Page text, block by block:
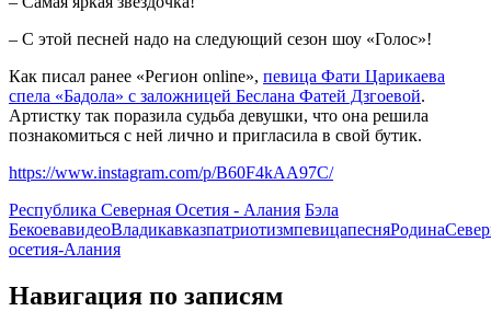
– С этой песней надо на следующий сезон шоу «Голос»!
Как писал ранее «Регион online», певица Фати Царикаева
спела «Бадола» с заложницей Беслана Фатей Дзгоевой.
Артистку так поразила судьба девушки, что она решила
познакомиться с ней лично и пригласила в свой бутик.
https://www.instagram.com/p/B60F4kAA97C/
Республика Северная Осетия - Алания Бэла
БекоевавидеоВладикавказпатриотизмпевицапесняРодина
осетия-Алания
Навигация по записям